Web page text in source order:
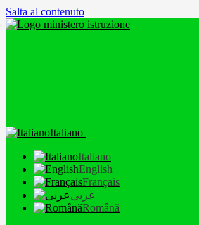
Salta al contenuto
Italiano
Italiano
English
Français
عربى
Română